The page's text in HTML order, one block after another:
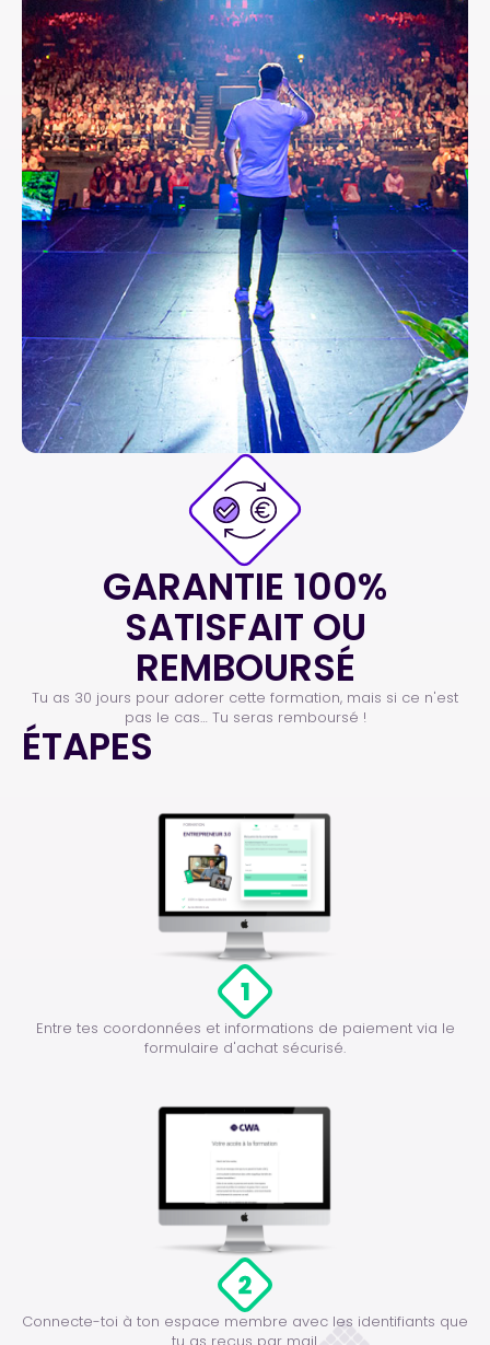
GARANTIE 100%
SATISFAIT OU
REMBOURSÉ
Tu as 30 jours pour adorer cette formation, mais si ce n'est
pas le cas… Tu seras remboursé !
ÉTAPES
Entre tes coordonnées et informations de paiement via le
formulaire d'achat sécurisé.
Connecte-toi à ton espace membre avec les identifiants que
tu as reçus par mail.